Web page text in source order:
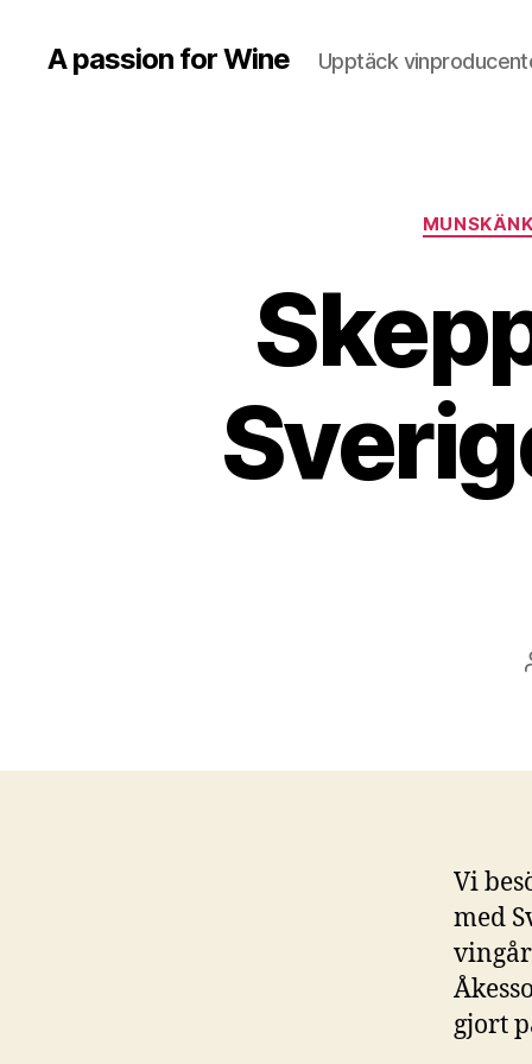
A passion for Wine Upptäck
Vi
med
gjort